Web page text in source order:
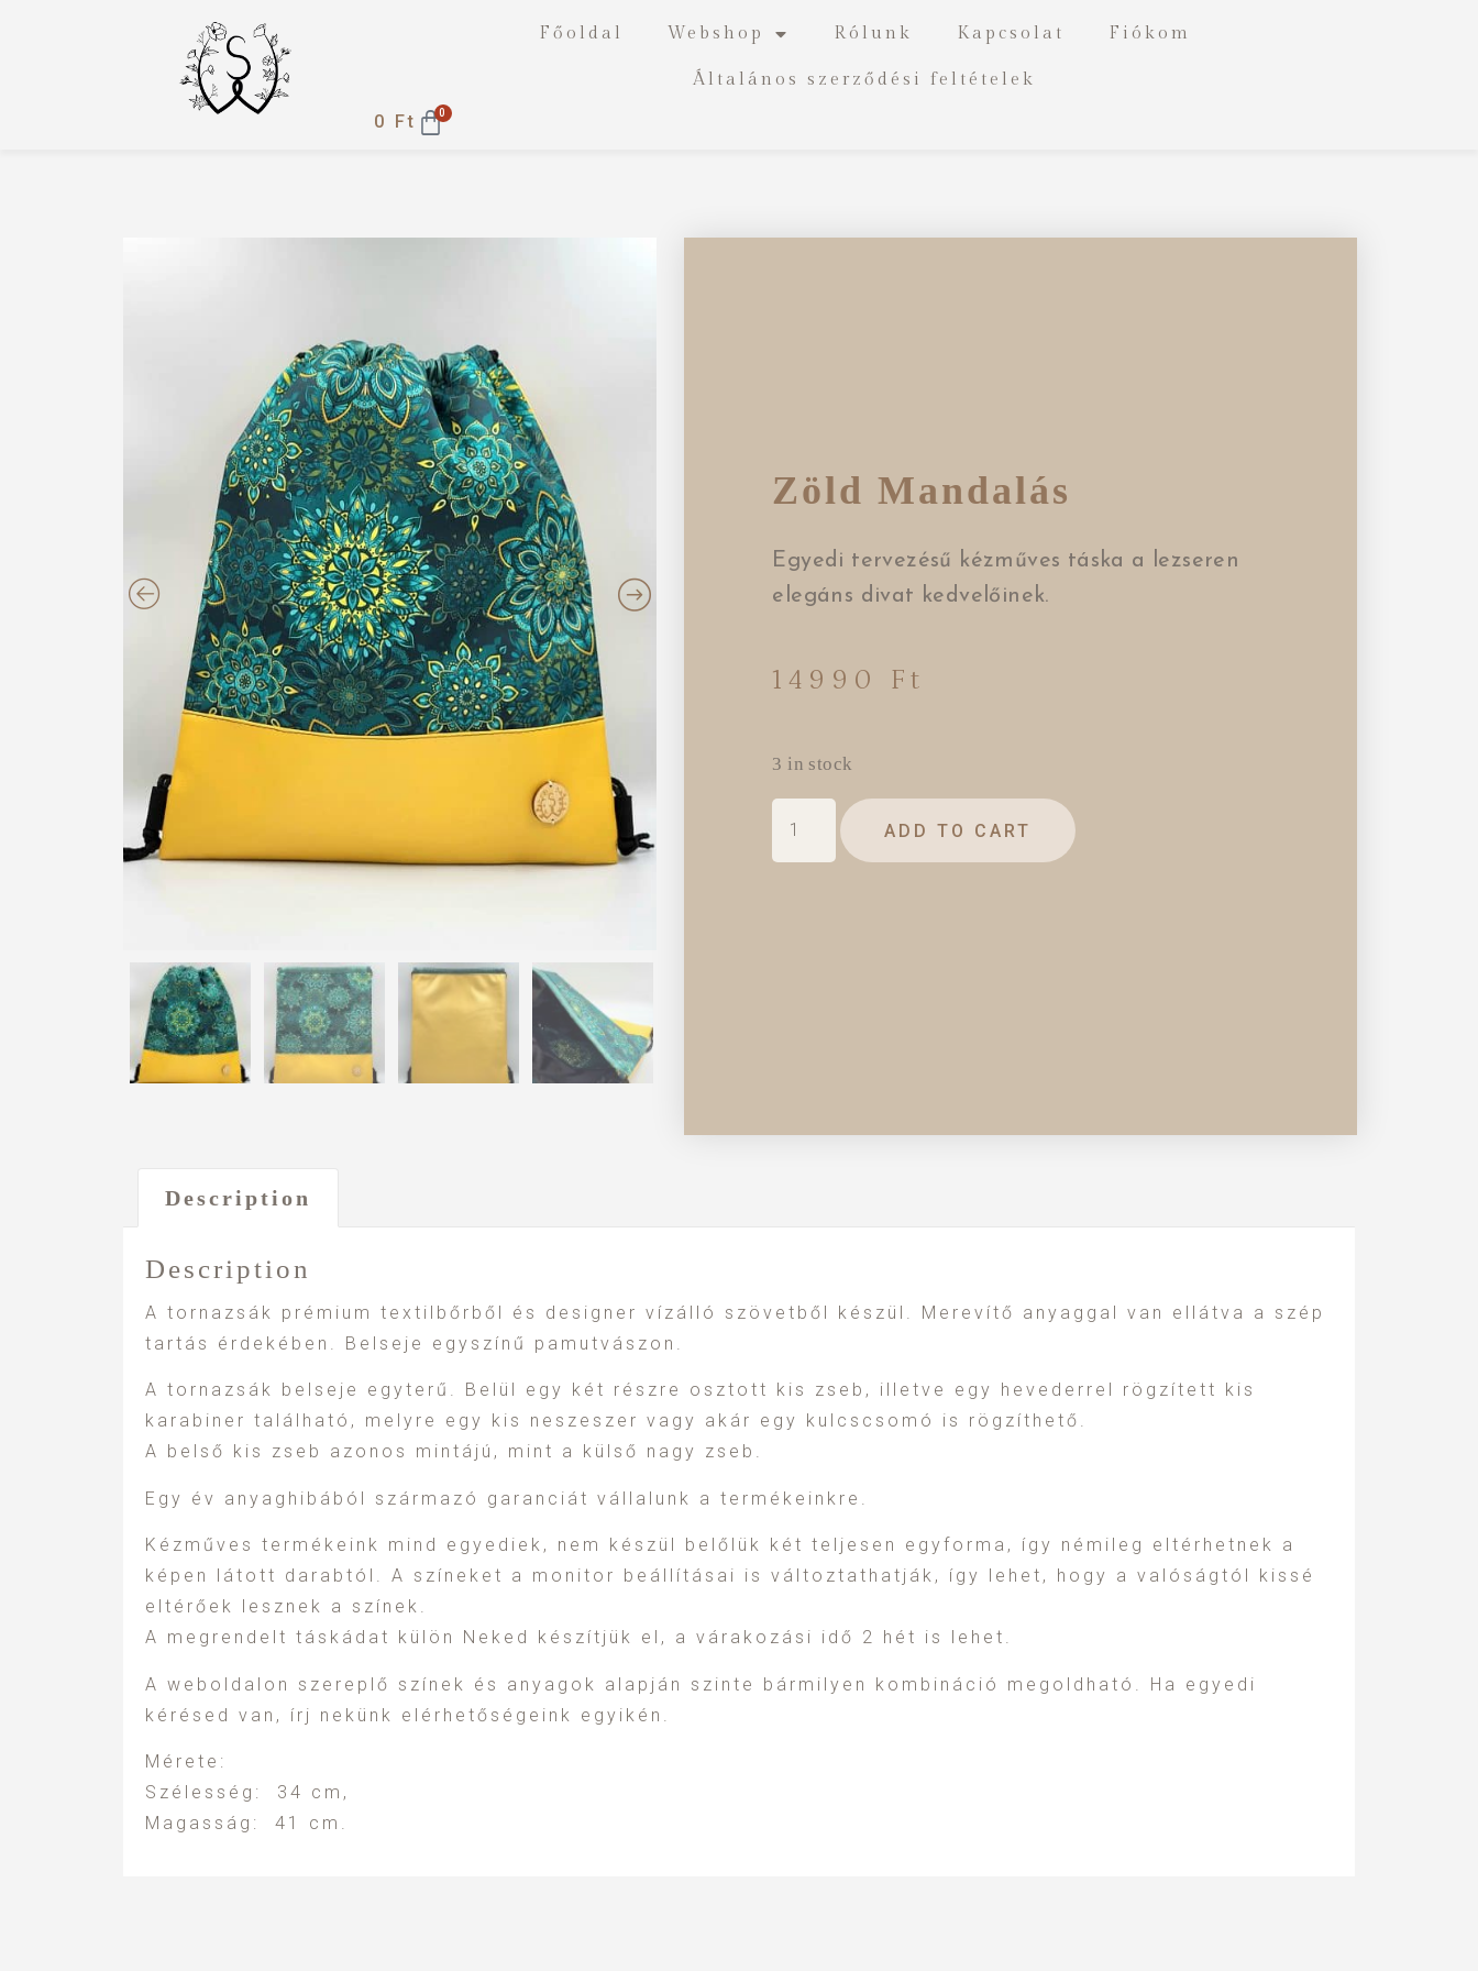
Főoldal Webshop Rólunk Kapcsolat Fiókom
Általános szerződési feltételek
0 Ft 0
Zöld Mandalás
Egyedi tervezésű kézműves táska a lezseren
elegáns divat kedvelőinek.
14990 Ft
3 in stock
ADD TO CART
Description
Description
A tornazsák prémium textilbőrből és designer vízálló szövetből készül. Merevítő anyaggal van ellátva a szép
tartás érdekében. Belseje egyszínű pamutvászon.
A tornazsák belseje egyterű. Belül egy két részre osztott kis zseb, illetve egy hevederrel rögzített kis
karabiner található, melyre egy kis neszeszer vagy akár egy kulcscsomó is rögzíthető.
A belső kis zseb azonos mintájú, mint a külső nagy zseb.
Egy év anyaghibából származó garanciát vállalunk a termékeinkre.
Kézműves termékeink mind egyediek, nem készül belőlük két teljesen egyforma, így némileg eltérhetnek a
képen látott darabtól. A színeket a monitor beállításai is változtathatják, így lehet, hogy a valóságtól kissé
eltérőek lesznek a színek.
A megrendelt táskádat külön Neked készítjük el, a várakozási idő 2 hét is lehet.
A weboldalon szereplő színek és anyagok alapján szinte bármilyen kombináció megoldható. Ha egyedi
kérésed van, írj nekünk elérhetőségeink egyikén.
Mérete:
Szélesség: 34 cm,
Magasság: 41 cm.